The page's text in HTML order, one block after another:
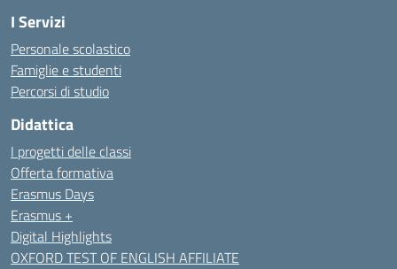
I Servizi
Personale scolastico
Famiglie e studenti
Percorsi di studio
Didattica
I progetti delle classi
Offerta formativa
Erasmus Days
Erasmus +
Digital Highlights
OXFORD TEST OF ENGLISH AFFILIATE